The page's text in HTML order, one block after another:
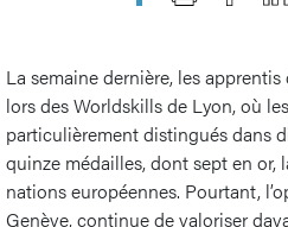
La semaine dernière, les
lors des Worldskills de Lyon, où
particulièrement distingués dans
quinze médailles, dont sept en or,
nations européennes. Pourtant,
Genève, continue de valoriser